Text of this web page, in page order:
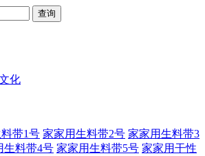
化
带1号 家家用生料带2号 家家用生料带3
生料带4号 家家用生料带5号 家家用干性